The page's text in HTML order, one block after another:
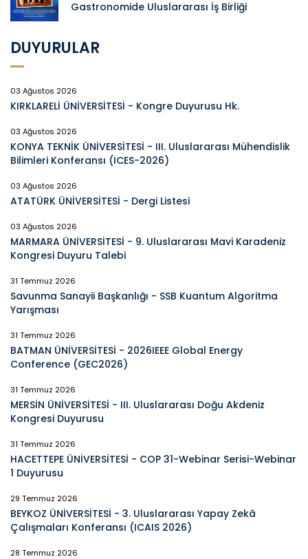
Gastronomide Uluslararası İş Birliği
DUYURULAR
03 Ağustos 2026
KIRKLARELİ ÜNİVERSİTESİ - Kongre Duyurusu Hk.
03 Ağustos 2026
KONYA TEKNİK ÜNİVERSİTESİ - III. Uluslararası Mühendislik
Bilimleri Konferansı (ICES-2026)
03 Ağustos 2026
ATATÜRK ÜNİVERSİTESİ - Dergi Listesi
03 Ağustos 2026
MARMARA ÜNİVERSİTESİ - 9. Uluslararası Mavi Karadeniz
Kongresi Duyuru Talebi
31 Temmuz 2026
Savunma Sanayii Başkanlığı - SSB Kuantum Algoritma
Yarışması
31 Temmuz 2026
BATMAN ÜNİVERSİTESİ - 2026IEEE Global Energy
Conference (GEC2026)
31 Temmuz 2026
MERSİN ÜNİVERSİTESİ - III. Uluslararası Doğu Akdeniz
Kongresi Duyurusu
31 Temmuz 2026
HACETTEPE ÜNİVERSİTESİ - COP 31-Webinar Serisi-Webinar
1 Duyurusu
29 Temmuz 2026
BEYKOZ ÜNİVERSİTESİ - 3. Uluslararası Yapay Zekâ
Çalışmaları Konferansı (ICAIS 2026)
28 Temmuz 2026